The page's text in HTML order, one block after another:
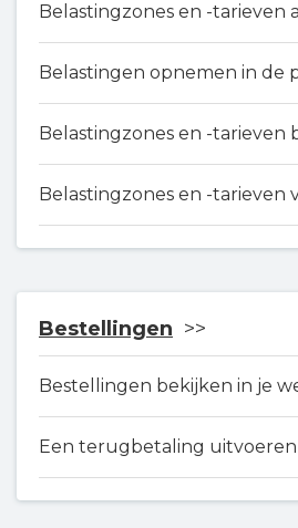
Belastingzones en -tarieven
Belastingen opnemen in de
Belastingzones en -tarieven
Belastingzones en -tarieven
Bestellingen
Bestellingen bekijken in je
Een terugbetaling uitvoeren